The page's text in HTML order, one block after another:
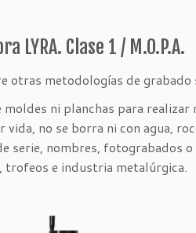
LYRA. Clase 1 / M.O.P.A.
otras metodologías de grabado
moldes ni planchas para
vida, no se borra ni con agua,
serie, nombres, fotograbados
trofeos e industria metalúrgica.